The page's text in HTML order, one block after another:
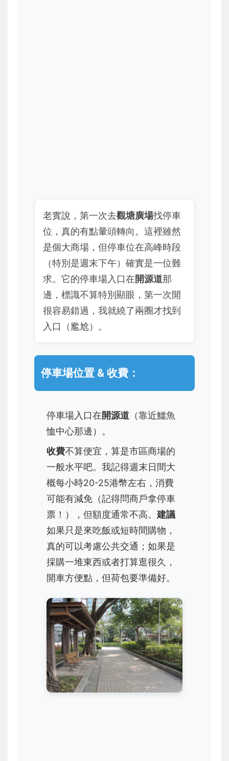
老實說，第一次去觀塘廣場找停車
位，真的有點暈頭轉向。這裡雖然
是個大商場，但停車位在高峰時段
（特別是週末下午）確實是一位難
求。它的停車場入口在開源道那
邊，標識不算特別顯眼，第一次開
很容易錯過，我就繞了兩圈才找到
入口（尷尬）。
停車場位置 & 收費：
停車場入口在開源道 （靠近鱷魚
恤中心那邊）。
收費不算便宜，算是市區商場的
一般水平吧。我記得週末日間大
概每小時20-25港幣左右，消費
可能有減免（記得問商戶拿停車
票！），但額度通常不高。 建議
如果只是來吃飯或短時間購物，
真的可以考慮公共交通；如果是
採購一堆東西或者打算逛很久，
開車方便點，但荷包要準備好。